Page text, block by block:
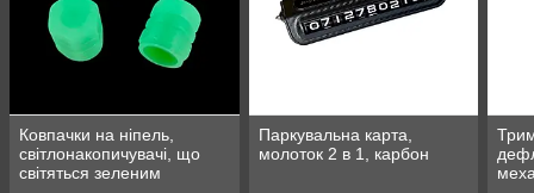
Ковпачки на ніпель,
світлонакопичувачі, що
світяться зеленим
Паркувальна карта,
молоток 2 в 1, карбон